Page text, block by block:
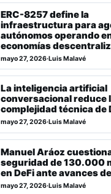
ERC-8257 define la
infraestructura para
autónomos operando
economías
mayo 27, 2026·Luis Malavé
La inteligencia artificial
conversacional reduce
complejidad técnica de
mayo 27, 2026·Luis Malavé
Manuel Aráoz
seguridad de 130.000
en DeFi ante avances
mayo 27, 2026·Luis Malavé